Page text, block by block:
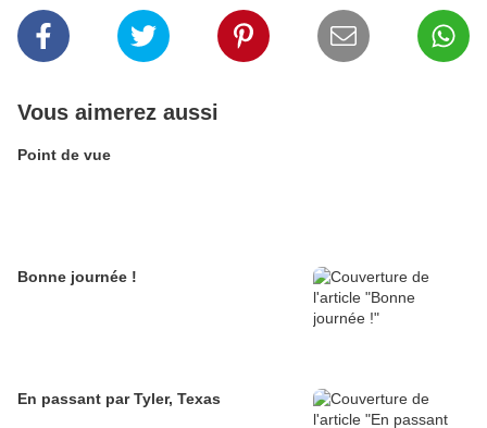
Vous aimerez aussi
Point de vue
Bonne journée !
En passant par Tyler, Texas